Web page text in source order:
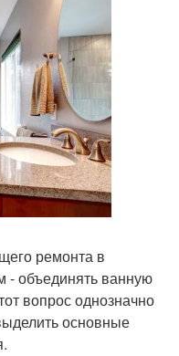
ремонта в
- объединять ванную
вопрос однозначно
основные